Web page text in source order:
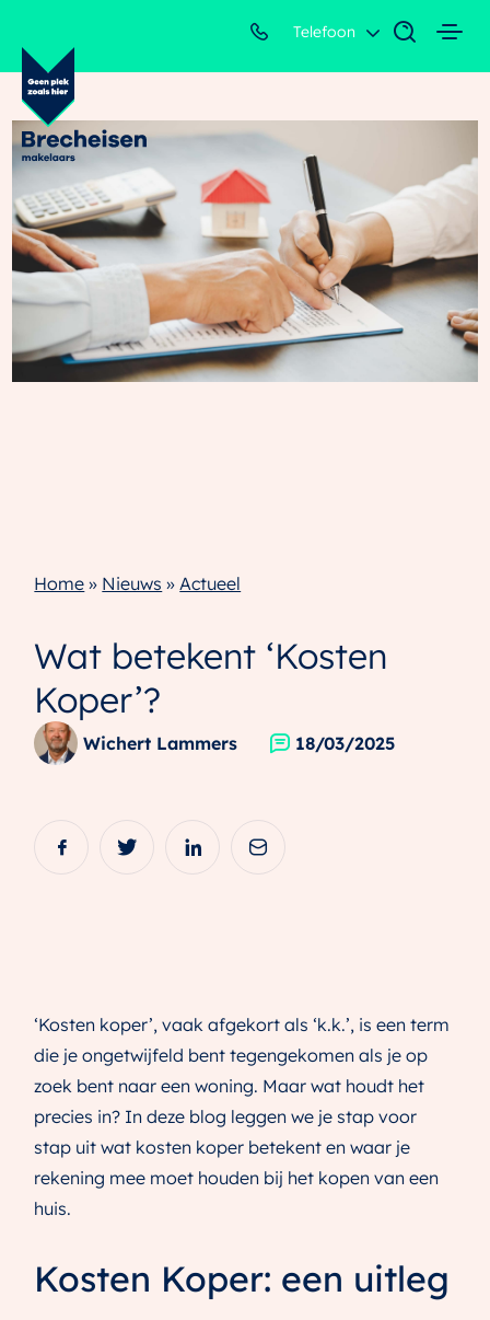
Telefoon
Home » Nieuws »Actueel
Wat betekent ‘Kosten
Koper’?
Wichert Lammers 18/03/2025
‘Kosten koper’, vaak afgekort als ‘k.k.’, is een term
die je ongetwijfeld bent tegengekomen als je op
zoek bent naar een woning. Maar wat houdt het
precies in? In deze blog leggen we je stap voor
stap uit wat kosten koper betekent en waar je
rekening mee moet houden bij het kopen van een
huis.
Kosten Koper: een uitleg